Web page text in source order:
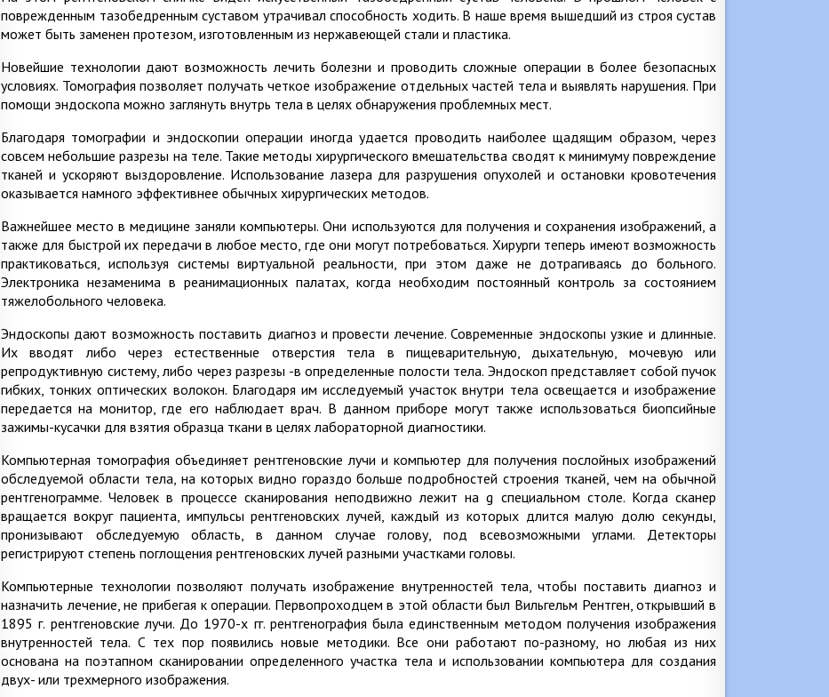
поврежденным тазобедренным суставом утрачивал способность ходить. В наше время вышедший из строя сустав
может быть заменен протезом, изготовленным из нержавеющей стали и пластика.
Новейшие технологии дают возможность лечить болезни и проводить сложные операции в более безопасных
условиях. Томография позволяет получать четкое изображение отдельных частей тела и выявлять нарушения. При
помощи эндоскопа можно заглянуть внутрь тела в целях обнаружения проблемных мест.
Благодаря томографии и эндоскопии операции иногда удается проводить наиболее щадящим образом, через
совсем небольшие разрезы на теле. Такие методы хирургического вмешательства сводят к минимуму повреждение
тканей и ускоряют выздоровление. Использование лазера для разрушения опухолей и остановки кровотечения
оказывается намного эффективнее обычных хирургических методов.
Важнейшее место в медицине заняли компьютеры. Они используются для получения и сохранения изображений, а
также для быстрой их передачи в любое место, где они могут потребоваться. Хирурги теперь имеют возможность
практиковаться, используя системы виртуальной реальности, при этом даже не дотрагиваясь до больного.
Электроника незаменима в реанимационных палатах, когда необходим постоянный контроль за состоянием
тяжелобольного человека.
Эндоскопы дают возможность поставить диагноз и провести лечение. Современные эндоскопы узкие и длинные.
Их вводят либо через естественные отверстия тела в пищеварительную, дыхательную, мочевую или
репродуктивную систему, либо через разрезы -в определенные полости тела. Эндоскоп представляет собой пучок
гибких, тонких оптических волокон. Благодаря им исследуемый участок внутри тела освещается и изображение
передается на монитор, где его наблюдает врач. В данном приборе могут также использоваться биопсийные
зажимы-кусачки для взятия образца ткани в целях лабораторной диагностики.
Компьютерная томография объединяет рентгеновские лучи и компьютер для получения послойных изображений
обследуемой области тела, на которых видно гораздо больше подробностей строения тканей, чем на обычной
рентгенограмме. Человек в процессе сканирования неподвижно лежит на g специальном столе. Когда сканер
вращается вокруг пациента, импульсы рентгеновских лучей, каждый из которых длится малую долю секунды,
пронизывают обследуемую область, в данном случае голову, под всевозможными углами. Детекторы
регистрируют степень поглощения рентгеновских лучей разными участками головы.
Компьютерные технологии позволяют получать изображение внутренностей тела, чтобы поставить диагноз и
назначить лечение, не прибегая к операции. Первопроходцем в этой области был Вильгельм Рентген, открывший в
1895 г. рентгеновские лучи. До 1970-х гг. рентгенография была единственным методом получения изображения
внутренностей тела. С тех пор появились новые методики. Все они работают по-разному, но любая из них
основана на поэтапном сканировании определенного участка тела и использовании компьютера для создания
двух- или трехмерного изображения.